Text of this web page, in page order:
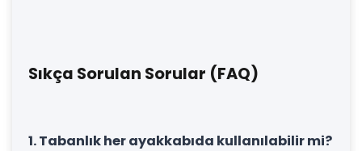
Sıkça Sorulan Sorular (FAQ)
1. Tabanlık her ayakkabıda kullanılabilir mi?